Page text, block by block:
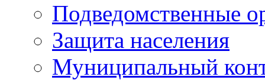
Подведомственные
Защита населения
Муниципальный